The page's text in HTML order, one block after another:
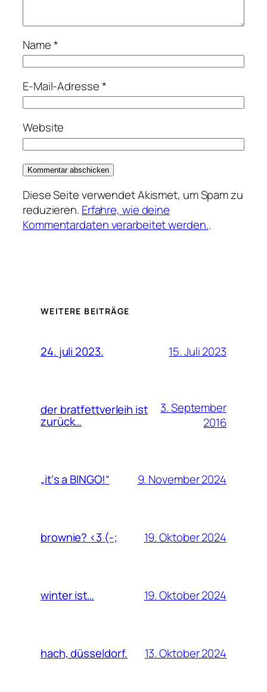
Name*
E-Mail-Adresse*
Website
Diese Seite verwendet Akismet, um Spam zu
reduzieren. Erfahre, wie deine
Kommentardaten verarbeitet werden..
WEITERE BEITRÄGE
24. juli 2023. 15. Juli 2023
der bratfettverleih ist
zurück…
3. September
2016
„it‘s a BINGO!“ 9. November 2024
brownie? <3 (-; 19. Oktober 2024
winter ist… 19. Oktober 2024
hach, düsseldorf. 13. Oktober 2024